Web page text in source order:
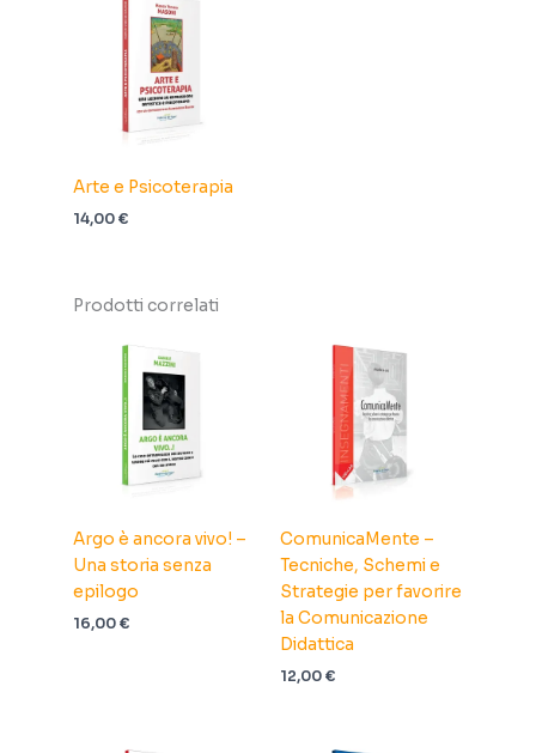
Arte e Psicoterapia
14,00€
Prodotti correlati
Argo è ancora vivo! –
Una storia senza
epilogo
16,00€
ComunicaMente –
Tecniche, Schemi e
Strategie per favorire
la Comunicazione
Didattica
12,00€